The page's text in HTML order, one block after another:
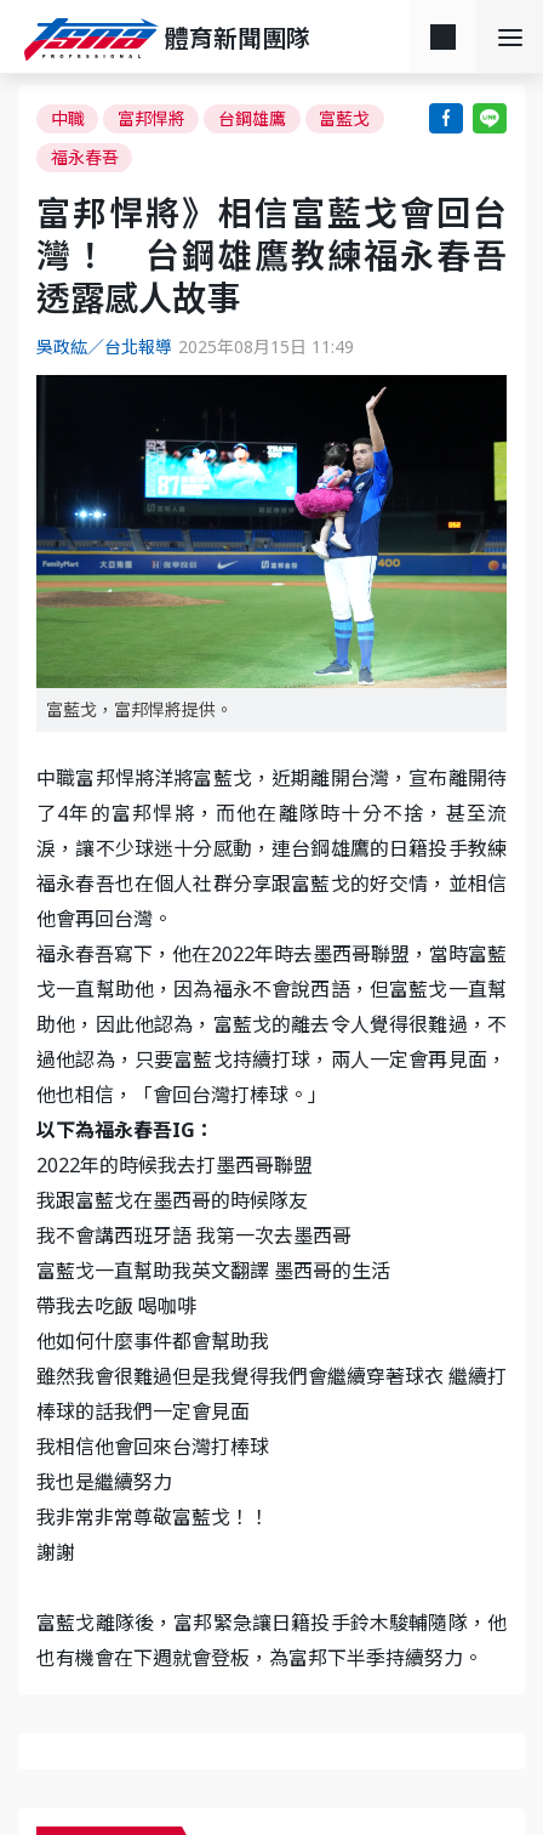
體育新聞團隊
中職 富邦悍將 台鋼雄鷹
富藍戈
福永春吾
富邦悍將》相信富藍戈會回台
灣！ 台鋼雄鷹教練福永春吾
透露感人故事
吳政紘／台北報導 2025年08月15日 11:49
富藍戈，富邦悍將提供。
中職富邦悍將洋將富藍戈，近期離開台灣，宣布離開待
了4年的富邦悍將，而他在離隊時十分不捨，甚至流
淚，讓不少球迷十分感動，連台鋼雄鷹的日籍投手教練
福永春吾也在個人社群分享跟富藍戈的好交情，並相信
他會再回台灣。
福永春吾寫下，他在2022年時去墨西哥聯盟，當時富藍
戈一直幫助他，因為福永不會說西語，但富藍戈一直幫
助他，因此他認為，富藍戈的離去令人覺得很難過，不
過他認為，只要富藍戈持續打球，兩人一定會再見面，
他也相信，「會回台灣打棒球。」
以下為福永春吾IG：
2022年的時候我去打墨西哥聯盟
我跟富藍戈在墨西哥的時候隊友
我不會講西班牙語 我第一次去墨西哥
富藍戈一直幫助我英文翻譯 墨西哥的生活
帶我去吃飯 喝咖啡
他如何什麼事件都會幫助我
雖然我會很難過但是我覺得我們會繼續穿著球衣 繼續打
棒球的話我們一定會見面
我相信他會回來台灣打棒球
我也是繼續努力
我非常非常尊敬富藍戈！！
謝謝
富藍戈離隊後，富邦緊急讓日籍投手鈴木駿輔隨隊，他
也有機會在下週就會登板，為富邦下半季持續努力。